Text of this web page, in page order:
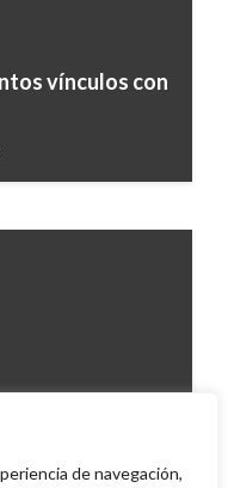
de navegación,
vínculos con
de
Nohora